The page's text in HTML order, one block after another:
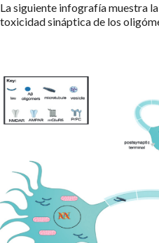
La siguiente infografía muestra
toxicidad sináptica de los